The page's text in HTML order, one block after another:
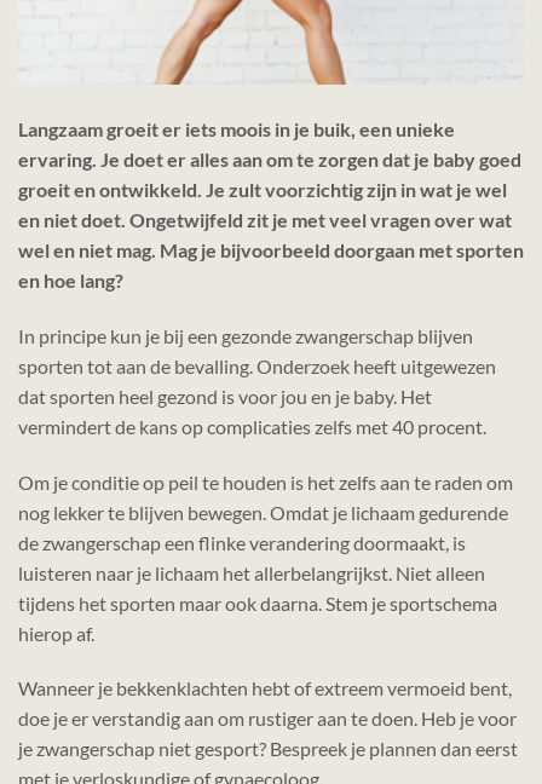
Langzaam groeit er iets moois in je buik, een unieke
ervaring. Je doet er alles aan om te zorgen dat je baby goed
groeit en ontwikkeld. Je zult voorzichtig zijn in wat je wel
en niet doet. Ongetwijfeld zit je met veel vragen over wat
wel en niet mag. Mag je bijvoorbeeld doorgaan met sporten
en hoe lang?
In principe kun je bij een gezonde zwangerschap blijven
sporten tot aan de bevalling. Onderzoek heeft uitgewezen
dat sporten heel gezond is voor jou en je baby. Het
vermindert de kans op complicaties zelfs met 40 procent.
Om je conditie op peil te houden is het zelfs aan te raden om
nog lekker te blijven bewegen. Omdat je lichaam gedurende
de zwangerschap een flinke verandering doormaakt, is
luisteren naar je lichaam het allerbelangrijkst. Niet alleen
tijdens het sporten maar ook daarna. Stem je sportschema
hierop af.
Wanneer je bekkenklachten hebt of extreem vermoeid bent,
doe je er verstandig aan om rustiger aan te doen. Heb je voor
je zwangerschap niet gesport? Bespreek je plannen dan eerst
met je verloskundige of gynaecoloog.